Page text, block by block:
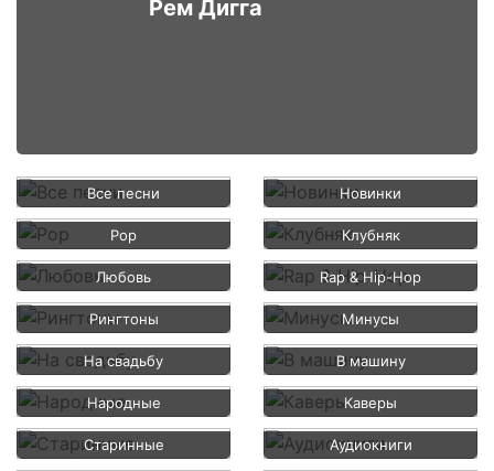
Рем Дигга
Все песни Новинки
Pop Клубняк
Любовь Rap & Hip-Hop
Рингтоны Минусы
На свадьбу В машину
Народные Каверы
Старинные Аудиокниги